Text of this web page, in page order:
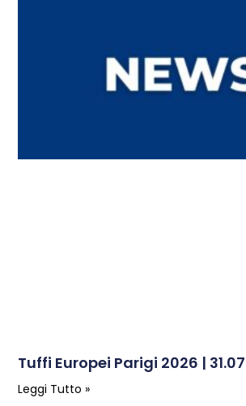
Tuffi Europei Parigi 2026 |
Leggi Tutto »